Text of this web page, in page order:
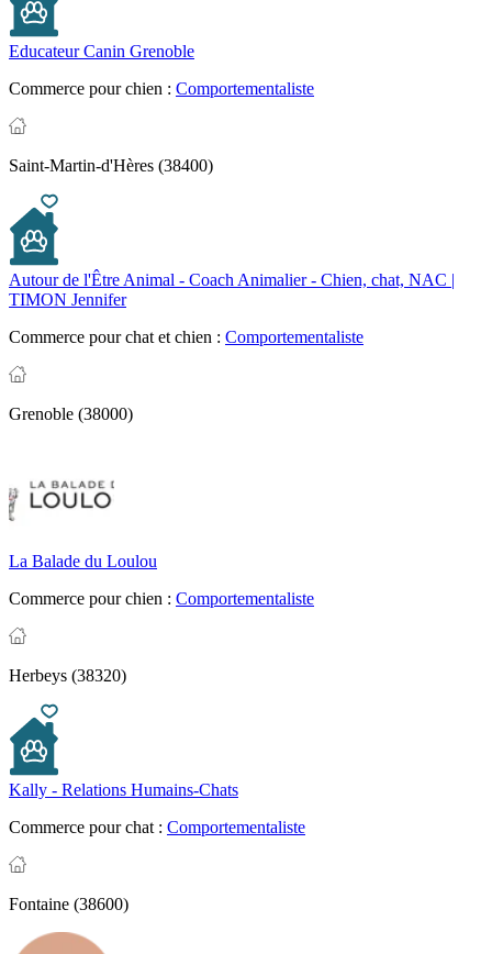
Educateur Canin Grenoble
Commerce pour chien : Comportementaliste
Saint-Martin-d'Hères (38400)
Autour de l'Être Animal - Coach Animalier - Chien, chat, NAC |
TIMON Jennifer
Commerce pour chat et chien : Comportementaliste
Grenoble (38000)
La Balade du Loulou
Commerce pour chien : Comportementaliste
Herbeys (38320)
Kally - Relations Humains-Chats
Commerce pour chat : Comportementaliste
Fontaine (38600)